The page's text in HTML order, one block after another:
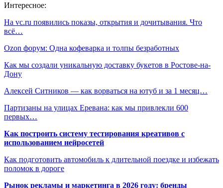
Интересное:
На vc.ru появились показы, открытия и дочитывания. Что
всё…
Ozon форум: Одна кофеварка и толпы безработных
Как мы создали уникальную доставку букетов в Ростове-на-
Дону
Алексей Ситников — как ворваться на ютуб и за 1 месяц…
Партизаны на улицах Еревана: как мы привлекли 600
первых…
Как построить систему тестирования креативов с
использованием нейросетей
Как подготовить автомобиль к длительной поездке и избежать
поломок в дороге
Рынок рекламы и маркетинга в 2026 году: бренды